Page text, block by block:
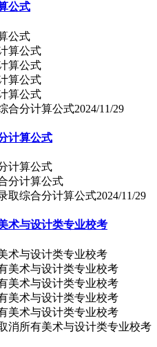
公式
公式
合分计算公式2024/11/29
计算公式
计算公式
取综合分计算公式2024/11/29
术与设计类专业校考
术与设计类专业校考
消所有美术与设计类专业校考